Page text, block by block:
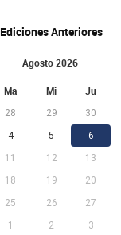
Ediciones Anteriores
Agosto 2026
Ma Mi Ju
28 29 30
4 5 6
11 12 13
18 19 20
25 26 27
1 2 3